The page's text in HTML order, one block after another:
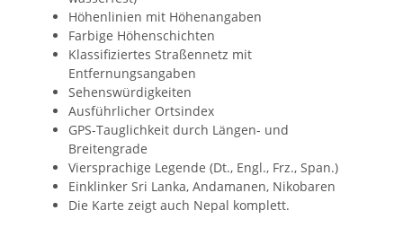
Höhenlinien mit Höhenangaben
Farbige Höhenschichten
Klassifiziertes Straßennetz mit
Entfernungsangaben
Sehenswürdigkeiten
Ausführlicher Ortsindex
GPS-Tauglichkeit durch Längen- und
Breitengrade
Viersprachige Legende (Dt., Engl., Frz., Span.)
Einklinker Sri Lanka, Andamanen, Nikobaren
Die Karte zeigt auch Nepal komplett.